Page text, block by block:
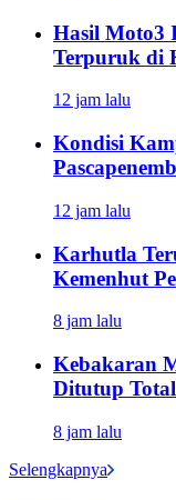
Hasil Moto3
Terpuruk di
12 jam lalu
Kondisi
12 jam lalu
Karhutla
Kemenhut
8 jam lalu
Kebakaran
Ditutup Total
8 jam lalu
Selengkapnya